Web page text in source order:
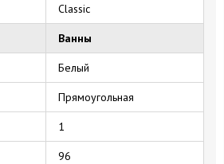
Classic
Ванны
Белый
Прямоугольная
1
96